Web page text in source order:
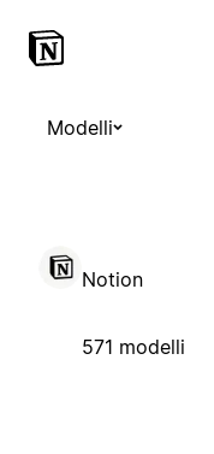
Modelli
Notion
571 modelli